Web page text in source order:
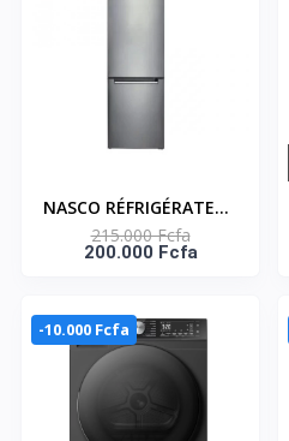
NASCO RÉFRIGÉRATEUR
COMBINÉ 246 LITRES –
HNASD2-33
215.000 Fcfa
200.000 Fcfa
-10.000 Fcfa